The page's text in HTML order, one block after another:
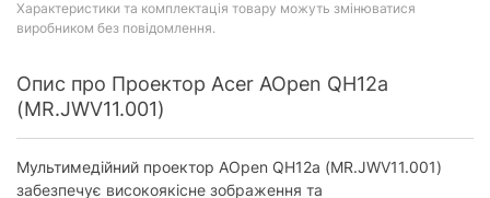
Характеристики та комплектація товару можуть змінюватися
виробником без повідомлення.
Опис про Проектор Acer AOpen QH12a
(MR.JWV11.001)
Мультимедійний проектор AOpen QH12a (MR.JWV11.001)
забезпечує високоякісне зображення та